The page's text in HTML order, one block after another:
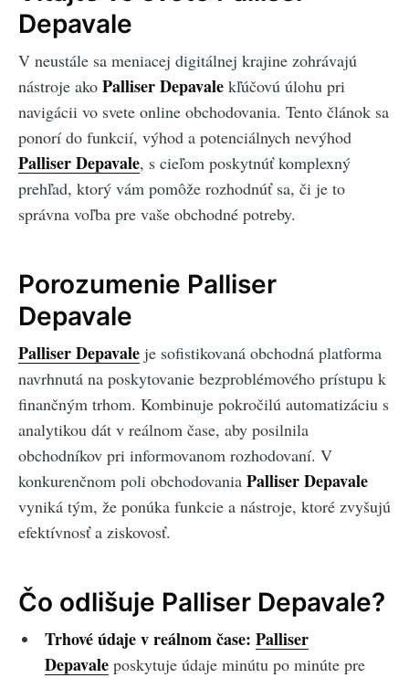
Depavale
V neustále sa meniacej digitálnej krajine zohrávajú
nástroje ako Palliser Depavale kľúčovú úlohu pri
navigácii vo svete online obchodovania. Tento článok sa
ponorí do funkcií, výhod a potenciálnych nevýhod
Palliser Depavale, s cieľom poskytnúť komplexný
prehľad, ktorý vám pomôže rozhodnúť sa, či je to
správna voľba pre vaše obchodné potreby.
Porozumenie Palliser
Depavale
Palliser Depavale je sofistikovaná obchodná platforma
navrhnutá na poskytovanie bezproblémového prístupu k
finančným trhom. Kombinuje pokročilú automatizáciu s
analytikou dát v reálnom čase, aby posilnila
obchodníkov pri informovanom rozhodovaní. V
konkurenčnom poli obchodovania Palliser Depavale
vyniká tým, že ponúka funkcie a nástroje, ktoré zvyšujú
efektívnosť a ziskovosť.
Čo odlišuje Palliser Depavale?
Trhové údaje v reálnom čase: Palliser
Depavaleposkytuje údaje minútu po minúte pre